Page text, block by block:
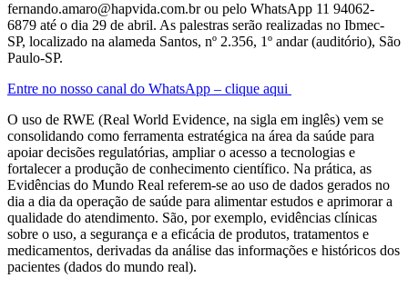
fernando.amaro@hapvida.com.br ou pelo WhatsApp 11 94062-
6879 até o dia 29 de abril. As palestras serão realizadas no Ibmec-
SP, localizado na alameda Santos, nº 2.356, 1º andar (auditório), São
Paulo-SP.
Entre no nosso canal do WhatsApp – clique aqui
O uso de RWE (Real World Evidence, na sigla em inglês) vem se
consolidando como ferramenta estratégica na área da saúde para
apoiar decisões regulatórias, ampliar o acesso a tecnologias e
fortalecer a produção de conhecimento científico. Na prática, as
Evidências do Mundo Real referem-se ao uso de dados gerados no
dia a dia da operação de saúde para alimentar estudos e aprimorar a
qualidade do atendimento. São, por exemplo, evidências clínicas
sobre o uso, a segurança e a eficácia de produtos, tratamentos e
medicamentos, derivadas da análise das informações e históricos dos
pacientes (dados do mundo real).